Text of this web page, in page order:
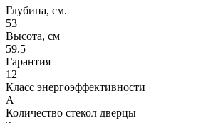
Глубина, см.
53
Высота, см
59.5
Гарантия
12
Класс энергоэффективности
A
Количество стекол дверцы